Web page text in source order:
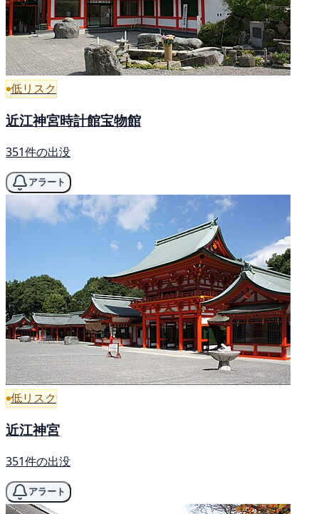
低リスク
近江神宮時計館宝物館
351件の出没
アラート
低リスク
近江神宮
351件の出没
アラート